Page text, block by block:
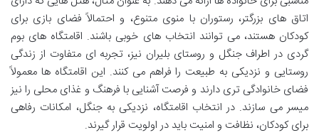
اتاق های بزرگتر، رستوران با منوی متنوع، و احتمالاً فضای بازی برای
کودکان هستند، می توانند انتخاب های خوبی باشند. اقامتگاه های بوم
گردی در اطراف جنگل و روستای بلیران نیز، تجربه ای متفاوت از زندگی
روستایی و نزدیکی به طبیعت را فراهم می کنند. این اقامتگاه ها معمولاً
فضای خانوادگی تری دارند و فرصت آشنایی با فرهنگ و غذای محلی را نیز
میسر می سازند. در انتخاب اقامتگاه، نزدیکی به جنگل، امکانات رفاهی
برای کودکان، نظافت و امنیت باید در اولویت قرار گیرند.